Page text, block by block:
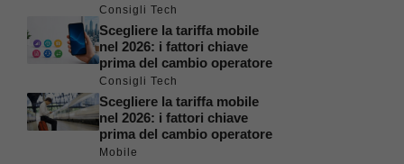
Consigli Tech
Scegliere la tariffa mobile
nel 2026: i fattori chiave
prima del cambio operatore
Consigli Tech
Scegliere la tariffa mobile
nel 2026: i fattori chiave
prima del cambio operatore
Mobile